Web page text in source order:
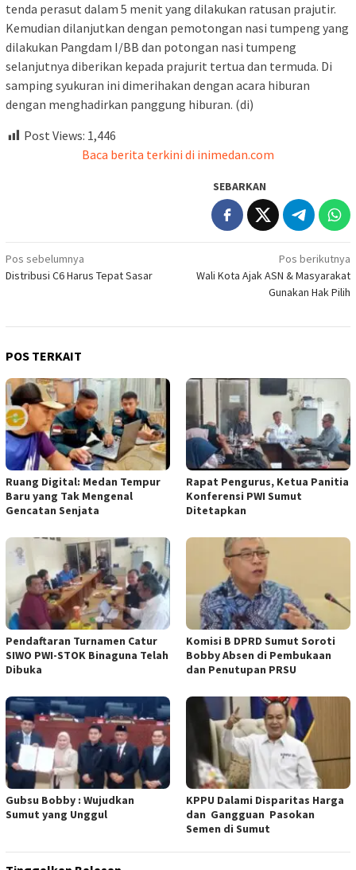
tenda perasut dalam 5 menit yang dilakukan ratusan prajutir.
Kemudian dilanjutkan dengan pemotongan nasi tumpeng yang
dilakukan Pangdam I/BB dan potongan nasi tumpeng
selanjutnya diberikan kepada prajurit tertua dan termuda. Di
samping syukuran ini dimerihakan dengan acara hiburan
dengan menghadirkan panggung hiburan. (di)
Post Views: 1,446
Baca berita terkini di inimedan.com
SEBARKAN
Navigasi
pos
Pos sebelumnya
Distribusi C6 Harus Tepat Sasar
Pos berikutnya
Wali Kota Ajak ASN & Masyarakat
Gunakan Hak Pilih
POS TERKAIT
Ruang Digital: Medan Tempur
Baru yang Tak Mengenal
Gencatan Senjata
Rapat Pengurus, Ketua Panitia
Konferensi PWI Sumut
Ditetapkan
Pendaftaran Turnamen Catur
SIWO PWI-STOK Binaguna Telah
Dibuka
Komisi B DPRD Sumut Soroti
Bobby Absen di Pembukaan
dan Penutupan PRSU
Gubsu Bobby : Wujudkan
Sumut yang Unggul
KPPU Dalami Disparitas Harga
dan Gangguan Pasokan
Semen di Sumut